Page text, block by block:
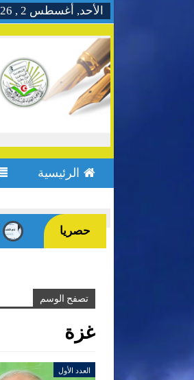
الأحد, أغسطس 2 , 2026
الرئيسية
غزة
حصريا
تصفح الوسم
غزة
العدد الأول